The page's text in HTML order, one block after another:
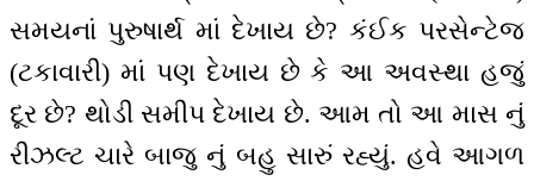
સમયનાં પુરુષાર્થ માં દેખાય છે? કંઈક પરસેન્ટેજ
(ટકાવારી) માં પણ દેખાય છે કે આ અવસ્થા હજું
દૂર છે? થોડી સમીપ દેખાય છે. આમ તો આ માસ નું
રીઝલ્ટ ચારે બાજુ નું બહુ સારું રહ્યું. હવે આગળ